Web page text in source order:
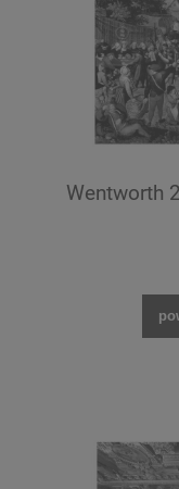
Wentworth